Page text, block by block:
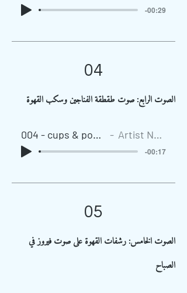
-00:29
04
الصوت الرابع: صوت طقطقة الفناجين وسكب القهوة
004 - cups & pouring Artist Name
-00:17
05
الصوت الخامس: رشفات القهوة على صوت فيروز في
الصباح